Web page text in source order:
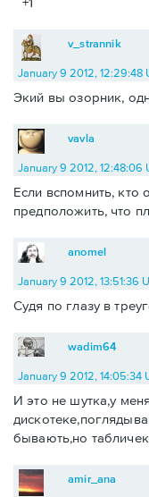
v_strannik
January 9 2012, 12:29:48
Экий вы озорник,
vavla
January 9 2012, 12:48:06
Если вспомнить,
предположить, что
anomel
January 9 2012, 13:51:36
Судя по глазу в
wadim64
January 9 2012, 14:05:34
И это не шутка,у
бывають,но табличек
amir_ana